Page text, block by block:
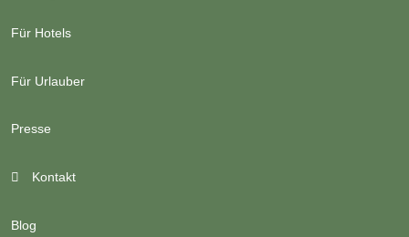
Für Hotels
Für Urlauber
Presse
Kontakt
Blog